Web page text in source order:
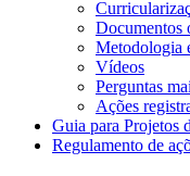
Documentos
Metodologia
Vídeos
Perguntas
Ações
Guia para Projetos
Regulamento de